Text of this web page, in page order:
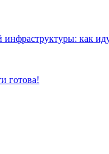
инфраструктуры: как
готова!